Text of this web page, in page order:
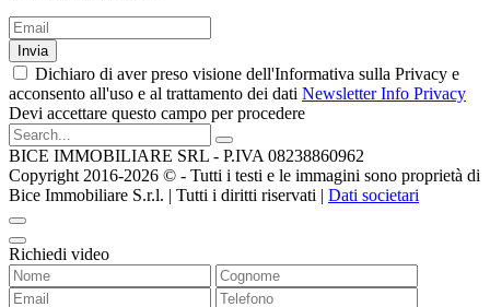
Invia
Dichiaro di aver preso visione dell'Informativa sulla Privacy e
acconsento all'uso e al trattamento dei dati Newsletter Info Privacy
Devi accettare questo campo per procedere
BICE IMMOBILIARE SRL - P.IVA 08238860962
Copyright 2016-2026 ©️ - Tutti i testi e le immagini sono proprietà di
Bice Immobiliare S.r.l. | Tutti i diritti riservati | Dati societari
Richiedi video